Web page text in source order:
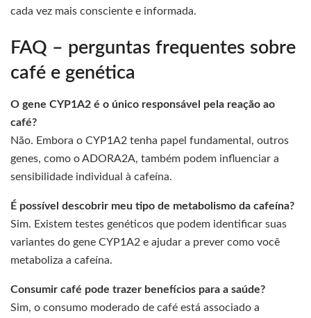
cada vez mais consciente e informada.
FAQ – perguntas frequentes sobre
café e genética
O gene CYP1A2 é o único responsável pela reação ao
café?
Não. Embora o CYP1A2 tenha papel fundamental, outros
genes, como o ADORA2A, também podem influenciar a
sensibilidade individual à cafeína.
É possível descobrir meu tipo de metabolismo da cafeína?
Sim. Existem testes genéticos que podem identificar suas
variantes do gene CYP1A2 e ajudar a prever como você
metaboliza a cafeína.
Consumir café pode trazer benefícios para a saúde?
Sim, o consumo moderado de café está associado a